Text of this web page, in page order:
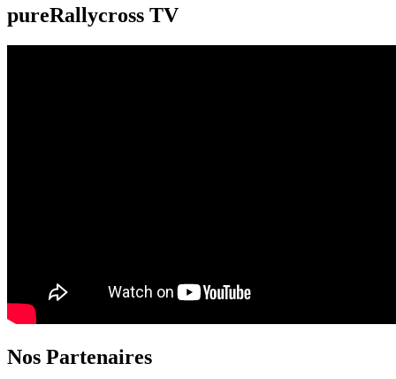
pureRallycross TV
Nos Partenaires